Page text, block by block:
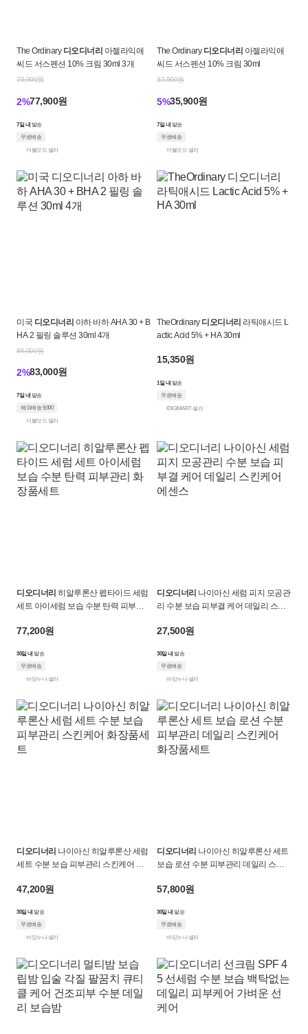
The Ordinary 디오디너리 아젤라익애
씨드 서스펜션 10% 크림 30ml 3개
79,900원
2%77,900원
7일 내 발송
무료배송
더블모드 셀러
The Ordinary 디오디너리 아젤라익애
씨드 서스펜션 10% 크림 30ml
37,900원
5%35,900원
7일 내 발송
무료배송
더블모드 셀러
미국 디오디너리 아하 바하 AHA 30 + B
HA 2 필링 솔루션 30ml 4개
85,000원
2%83,000원
7일 내 발송
해외배송 9,900
더블모드 셀러
TheOrdinary 디오디너리 라틱애시드 L
actic Acid 5% + HA 30ml
15,350원
1일 내 발송
무료배송
IDIGIMART 셀러
디오디너리 히알루론산 펩타이드 세럼
세트 아이세럼 보습 수분 탄력 피부관
77,200원
30일 내 발송
무료배송
바잉누나 셀러
디오디너리 나이아신 세럼 피지 모공관
리 수분 보습 피부결 케어 데일리 스킨
27,500원
30일 내 발송
무료배송
바잉누나 셀러
디오디너리 나이아신 히알루론산 세럼
세트 수분 보습 피부관리 스킨케어 화
47,200원
30일 내 발송
무료배송
바잉누나 셀러
디오디너리 나이아신 히알루론산 세트
보습 로션 수분 피부관리 데일리 스킨
57,800원
30일 내 발송
무료배송
바잉누나 셀러